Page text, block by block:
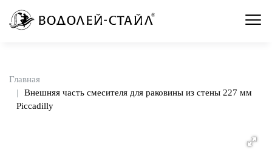
Главная
Внешняя часть смесителя для раковины из стены 227 мм
Piccadilly